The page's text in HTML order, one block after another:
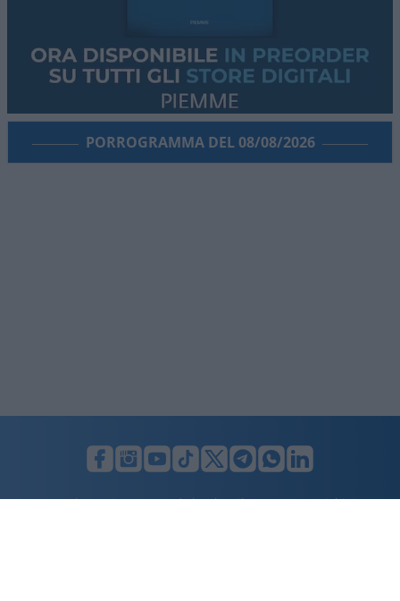
PORROGRAMMA DEL 08/08/2026
LUNIFIN S.r.l. a socio unico. Sede legale Milano, Largo F. Richini, 2/A,